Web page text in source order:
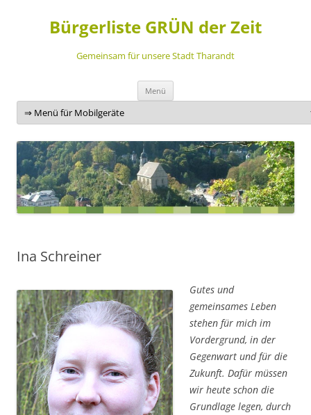
Bürgerliste GRÜN der Zeit
Gemeinsam für unsere Stadt Tharandt
Menü
springen
Ina Schreiner
Gutes und
gemeinsames Leben
stehen für mich im
Vordergrund, in der
Gegenwart und für die
Zukunft. Dafür müssen
wir heute schon die
Grundlage legen, durch